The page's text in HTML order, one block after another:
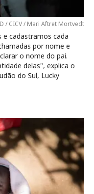
/ CICV / Mari Aftret Mortvedt
e cadastramos cada
por nome e
o nome do pai.
delas", explica o
do Sul, Lucky